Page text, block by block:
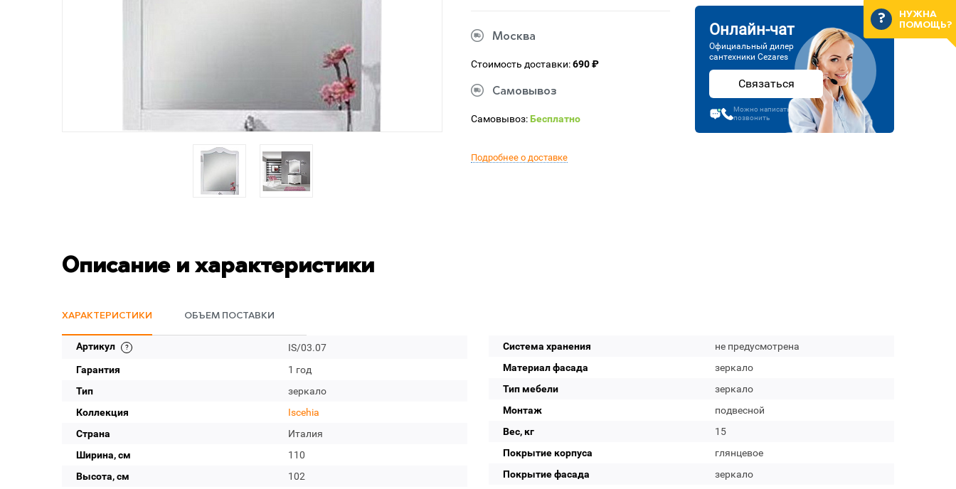
Москва
Стоимость доставки:690 ₽
Самовывоз
Самовывоз:Бесплатно
Подробнее о доставке
Онлайн-чат
Официальный дилер
сантехники Cezares
Связаться
Можно написать или
позвонить
Описание и характеристики
ХАРАКТЕРИСТИКИ ОБЪЕМ ПОСТАВКИ
Артикул
IS/03.07
Гарантия
1 год
Тип
зеркало
Коллекция
Iscehia
Страна
Италия
Ширина, см
110
Высота, см
102
Система хранения
не предусмотрена
Материал фасада
зеркало
Тип мебели
зеркало
Монтаж
подвесной
Вес, кг
15
Покрытие корпуса
глянцевое
Покрытие фасада
зеркало
НУЖНА
ПОМОЩЬ?